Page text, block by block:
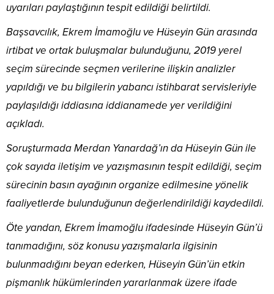
uyarıları paylaştığının tespit edildiği belirtildi.
Başsavcılık, Ekrem İmamoğlu ve Hüseyin Gün arasında
irtibat ve ortak buluşmalar bulunduğunu, 2019 yerel
seçim sürecinde seçmen verilerine ilişkin analizler
yapıldığı ve bu bilgilerin yabancı istihbarat servisleriyle
paylaşıldığı iddiasına iddianamede yer verildiğini
açıkladı.
Soruşturmada Merdan Yanardağ’ın da Hüseyin Gün ile
çok sayıda iletişim ve yazışmasının tespit edildiği, seçim
sürecinin basın ayağının organize edilmesine yönelik
faaliyetlerde bulunduğunun değerlendirildiği kaydedildi.
Öte yandan, Ekrem İmamoğlu ifadesinde Hüseyin Gün’ü
tanımadığını, söz konusu yazışmalarla ilgisinin
bulunmadığını beyan ederken, Hüseyin Gün’ün etkin
pişmanlık hükümlerinden yararlanmak üzere ifade